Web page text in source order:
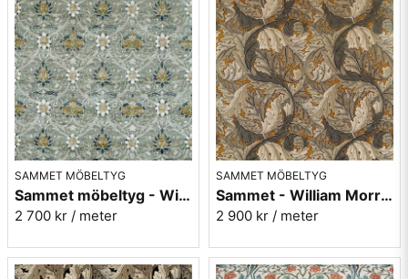
SAMMET MÖBELTYG
Sammet möbeltyg - William Morris - Montreal velvet - grey charcoal
2 700 kr / meter
SAMMET MÖBELTYG
Sammet - William Morris - Acanthus Velvet - mustard/grey
2 900 kr / meter